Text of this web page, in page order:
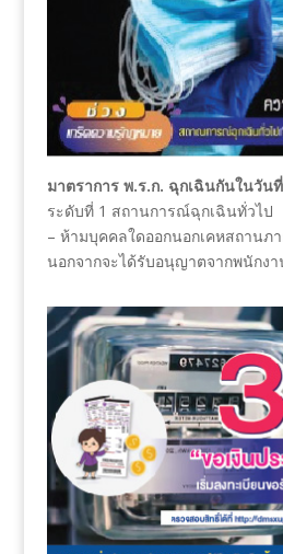
มาตราการ พ.ร.ก. ฉุกเฉินกันในวัน
ระดับที่ 1 สถานการณ์ฉุกเฉินทั่วไป
– ห้ามบุคคลใดออกนอกเคหสถานภ
นอกจากจะได้รับอนุญาตจากพนักงา